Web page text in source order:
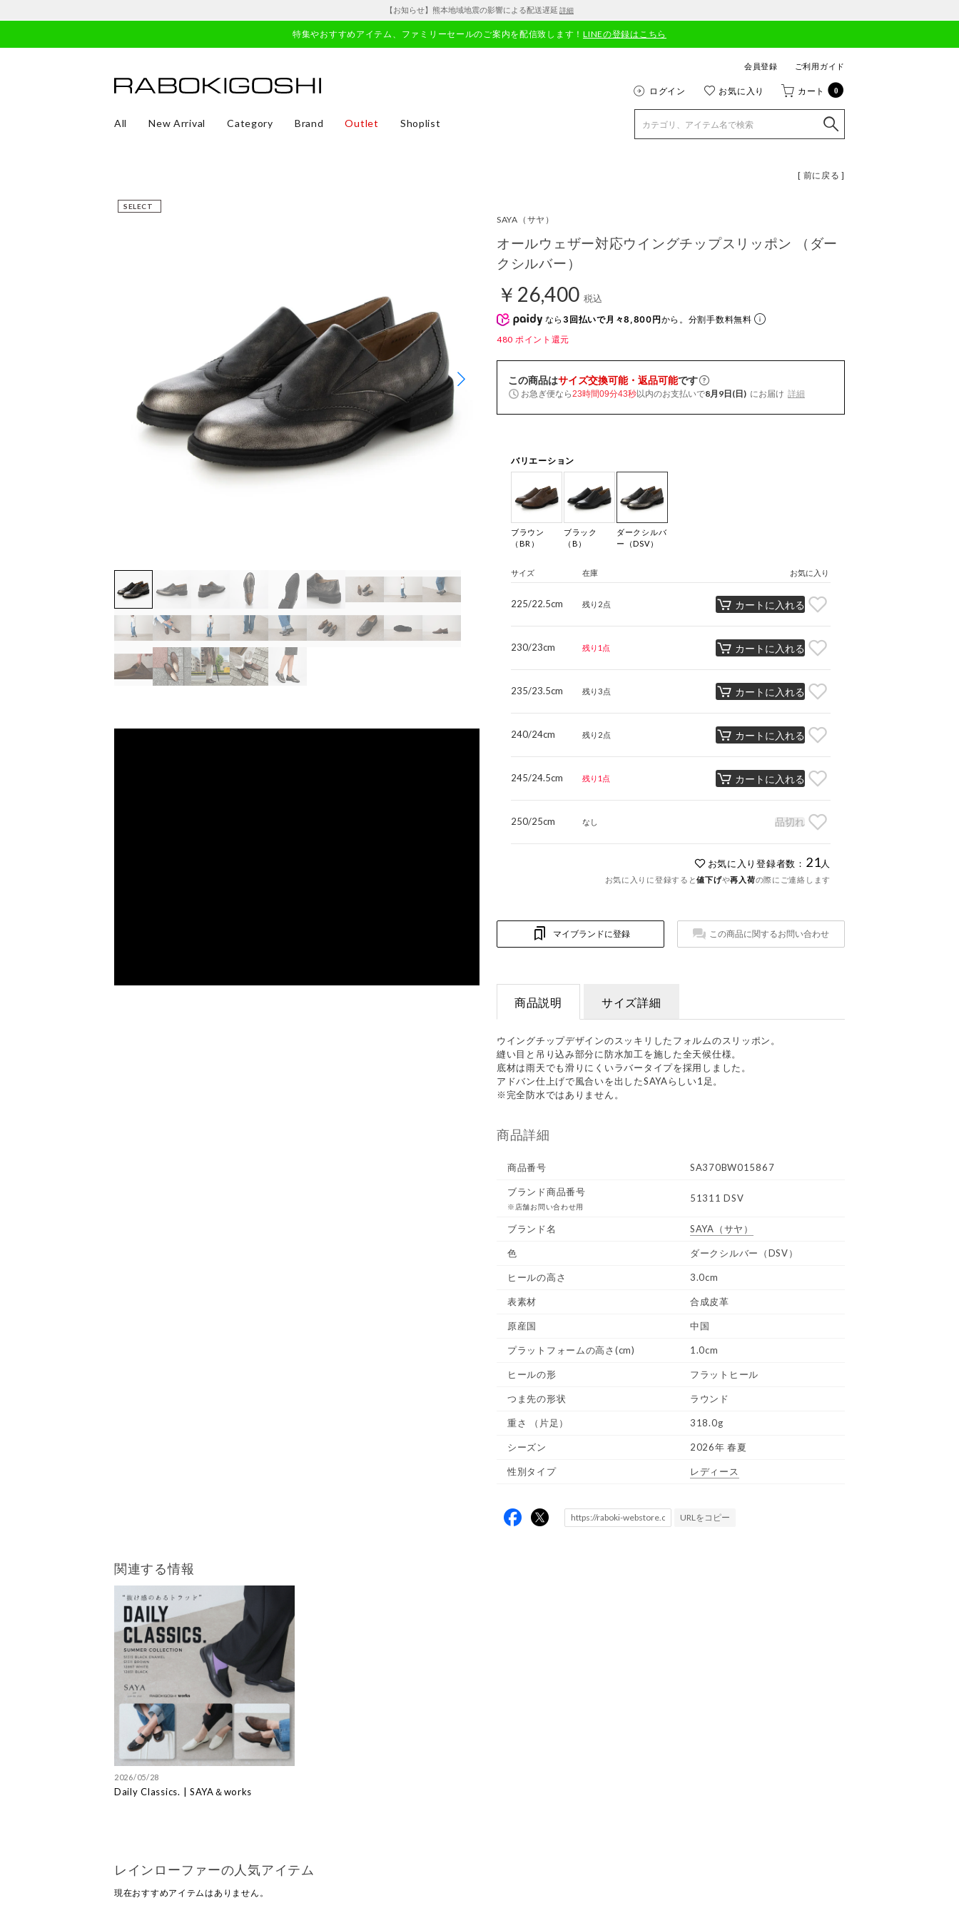
【お知らせ】熊本地域地震の影響による配送遅延 詳細
特集やおすすめアイテム、ファミリーセールのご案内を配信致します！LINEの登録はこちら
会員登録 ご利用ガイド
ログイン お気に入り カート 0
All New Arrival Category Brand Outlet Shoplist
[ 前に戻る ]
SAYA （サヤ）
オールウェザー対応ウイングチップスリッポン （ダー
クシルバー）
￥26,400 税込
なら 3回払いで月々8,800円から。分割手数料無料
480 ポイント還元
この商品はサイズ交換可能・返品可能です
お急ぎ便なら23時間09分42秒以内のお支払いで8月9日(日) にお届け 詳細
バリエーション
ブラウン
（BR）
ブラック
（B）
ダークシルバ
ー（DSV）
サイズ 在庫 お気に入り
225/22.5cm 残り2点 カートに入れる
230/23cm 残り1点 カートに入れる
235/23.5cm 残り3点 カートに入れる
240/24cm 残り2点 カートに入れる
245/24.5cm 残り1点 カートに入れる
250/25cm なし 品切れ
お気に入り登録者数： 21 人
お気に入りに登録すると値下げや再入荷の際にご連絡します
マイブランドに登録 この商品に関するお問い合わせ
商品説明 サイズ詳細
ウイングチップデザインのスッキリしたフォルムのスリッポン。
縫い目と吊り込み部分に防水加工を施した全天候仕様。
底材は雨天でも滑りにくいラバータイプを採用しました。
アドバン仕上げで風合いを出したSAYAらしい1足。
※完全防水ではありません。
商品詳細
商品番号 SA370BW015867
ブランド商品番号
※店舗お問い合わせ用
51311 DSV
ブランド名 SAYA （サヤ）
色 ダークシルバー（DSV）
ヒールの高さ 3.0cm
表素材 合成皮革
原産国 中国
プラットフォームの高さ(cm) 1.0cm
ヒールの形 フラットヒール
つま先の形状 ラウンド
重さ （片足） 318.0g
シーズン 2026年 春夏
性別タイプ レディース
URLをコピー
関連する情報
2026/05/28
Daily Classics. | SAYA＆works
レインローファーの人気アイテム
現在おすすめアイテムはありません。